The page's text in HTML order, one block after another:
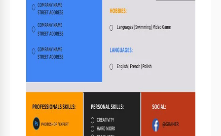
¡Es ideal para personas en profesiones creativas!
Las principales características de nuestra plantilla de
currículum laboral
Diseño creativo
estimulante que incluye bloques estructurales coloridos y
elementos adicionales. Esta opción te permite expresar tu
creatividad e individualidad con facilidad.
Formato editable e imprimible